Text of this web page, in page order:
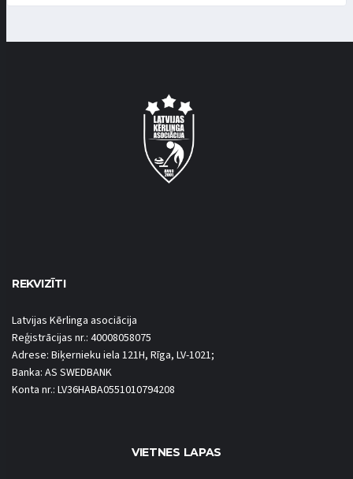
REKVIZĪTI
Latvijas Kērlinga asociācija
Reģistrācijas nr.: 40008058075
Adrese: Biķernieku iela 121H, Rīga, LV-1021;
Banka: AS SWEDBANK
Konta nr.: LV36HABA0551010794208
VIETNES LAPAS